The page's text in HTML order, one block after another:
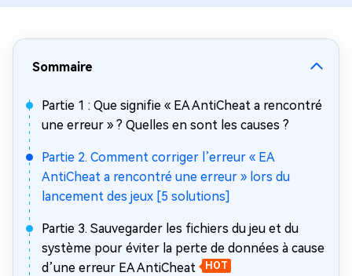
Sommaire
Partie 1 : Que signifie « EA AntiCheat a rencontré
une erreur » ? Quelles en sont les causes ?
Partie 2. Comment corriger l’erreur « EA
AntiCheat a rencontré une erreur » lors du
lancement des jeux [5 solutions]
Partie 3. Sauvegarder les fichiers du jeu et du
système pour éviter la perte de données à cause
d’une erreur EA AntiCheat
HOT